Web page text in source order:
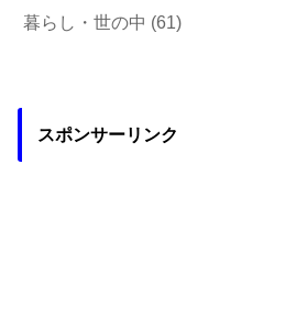
暮らし・世の中 (61)
スポンサーリンク